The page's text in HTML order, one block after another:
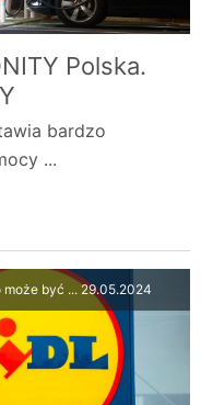
Polska.
bardzo
...
być ... 29.05.2024